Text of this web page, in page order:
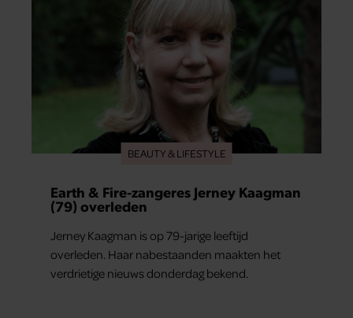
BEAUTY & LIFESTYLE
Earth & Fire-zangeres Jerney Kaagman
(79) overleden
Jerney Kaagman is op 79-jarige leeftijd
overleden. Haar nabestaanden maakten het
verdrietige nieuws donderdag bekend.